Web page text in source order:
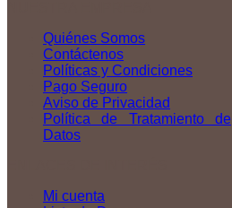
Quiénes Somos
Contáctenos
Políticas y Condiciones
Pago Seguro
Aviso de Privacidad
Política de Tratamiento de
Datos
Mi cuenta